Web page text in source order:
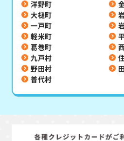
洋野町
大槌町
一戸町
軽米町
葛巻町
九戸村
野田村
普代村